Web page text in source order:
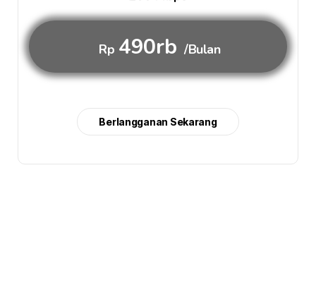
Rp 490rb /Bulan
Berlangganan Sekarang